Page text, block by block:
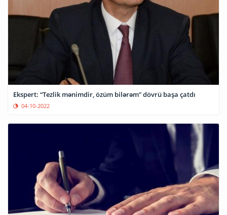
Ekspert: “Tezlik mənimdir, özüm bilərəm” dövrü başa çatdı
04-10-2022